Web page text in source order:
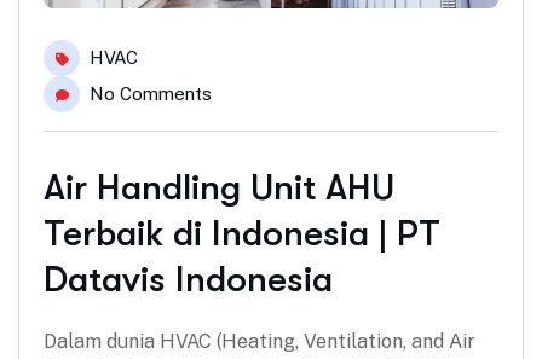
HVAC
No Comments
Air Handling Unit AHU
Terbaik di Indonesia | PT
Datavis Indonesia
Dalam dunia HVAC (Heating, Ventilation, and Air